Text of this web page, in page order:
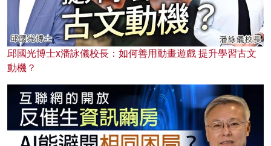
邱國光博士x潘詠儀校長：如何善用動畫遊戲 提升學習古文
動機？